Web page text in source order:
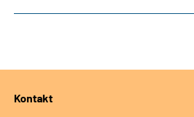
Kontakt